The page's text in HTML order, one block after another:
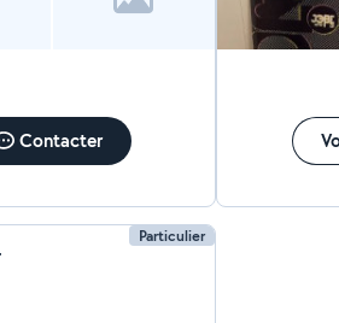
Contacter
Particulier